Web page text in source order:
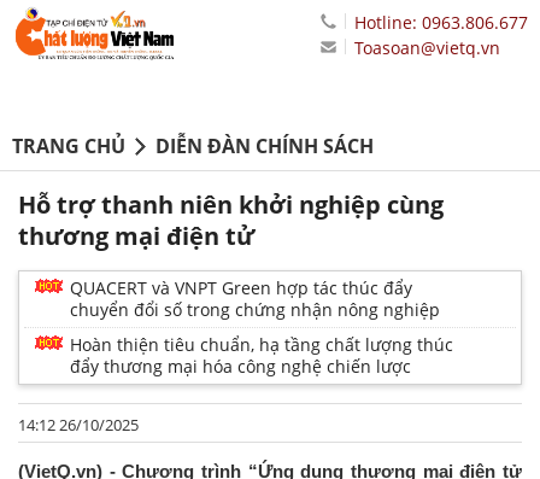
Hotline: 0963.806.677
Toasoan@vietq.vn
TRANG CHỦ DIỄN ĐÀN CHÍNH SÁCH
Hỗ trợ thanh niên khởi nghiệp cùng
thương mại điện tử
QUACERT và VNPT Green hợp tác thúc đẩy
chuyển đổi số trong chứng nhận nông nghiệp
Hoàn thiện tiêu chuẩn, hạ tầng chất lượng thúc
đẩy thương mại hóa công nghệ chiến lược
14:12 26/10/2025
(VietQ.vn) - Chương trình “Ứng dụng thương mại điện tử